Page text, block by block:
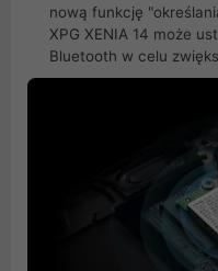
nową funkcję
XPG XENIA 14 może
Bluetooth w celu